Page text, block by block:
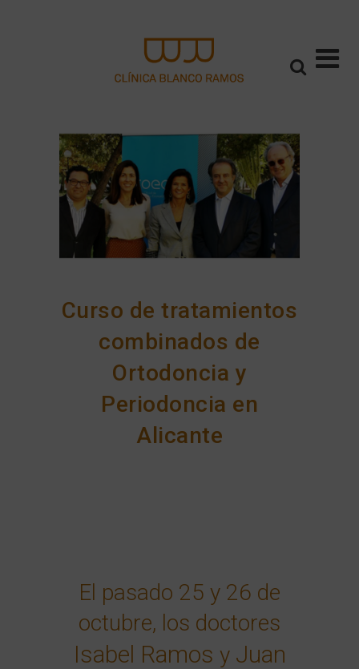
Curso de tratamientos
combinados de
Ortodoncia y
Periodoncia en
Alicante
El pasado 25 y 26 de
octubre, los doctores
Isabel Ramos y Juan